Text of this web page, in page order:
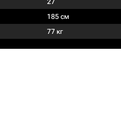
185 см
77 кг